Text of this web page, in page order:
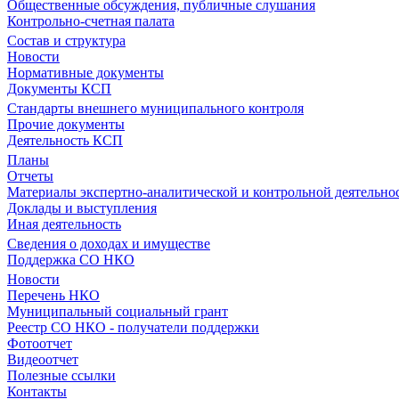
Общественные обсуждения, публичные слушания
Контрольно-счетная палата
Состав и структура
Новости
Нормативные документы
Документы КСП
Стандарты внешнего муниципального контроля
Прочие документы
Деятельность КСП
Планы
Отчеты
Материалы экспертно-аналитической и контрольной
Доклады и выступления
Иная деятельность
Сведения о доходах и имуществе
Поддержка СО НКО
Новости
Перечень НКО
Муниципальный социальный грант
Реестр СО НКО - получатели поддержки
Фотоотчет
Видеоотчет
Полезные ссылки
Контакты